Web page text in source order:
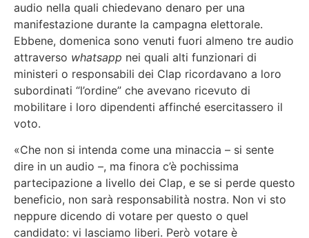
audio nella quali chiedevano denaro per una
manifestazione durante la campagna elettorale.
Ebbene, domenica sono venuti fuori almeno tre audio
attraverso whatsapp nei quali alti funzionari di
ministeri o responsabili dei Clap ricordavano a loro
subordinati “l’ordine” che avevano ricevuto di
mobilitare i loro dipendenti affinché esercitassero il
voto.
«Che non si intenda come una minaccia – si sente
dire in un audio –, ma finora c’è pochissima
partecipazione a livello dei Clap, e se si perde questo
beneficio, non sarà responsabilità nostra. Non vi sto
neppure dicendo di votare per questo o quel
candidato: vi lasciamo liberi. Però votare è